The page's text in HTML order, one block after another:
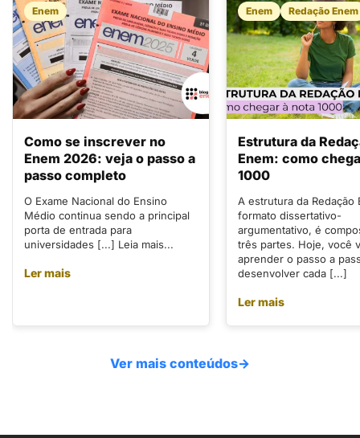
Enem
Como se inscrever no
Enem 2026: veja o passo a
passo completo
O Exame Nacional do Ensino
Médio continua sendo a principal
porta de entrada para
universidades [...] Leia mais...
Ler mais
Enem Redação Enem
Estrutura da
Enem: como
1000
A estrutura da Redação
formato dissertativo-
argumentativo, é
três partes. Hoje, você
aprender o passo a
desenvolver cada [...]
Ler mais
Ver mais conteúdos→